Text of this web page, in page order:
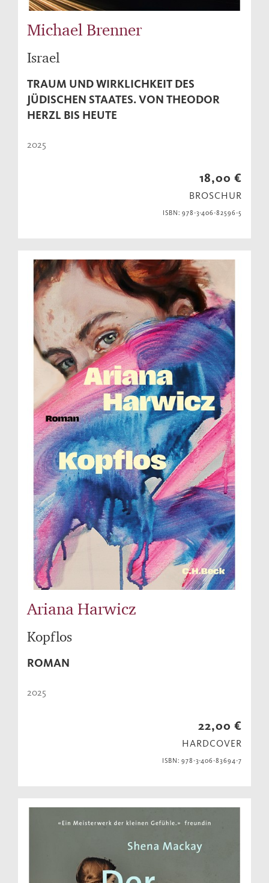
Michael Brenner
Israel
TRAUM UND WIRKLICHKEIT DES
JÜDISCHEN STAATES. VON THEODOR
HERZL BIS HEUTE
2025
18,00 €
BROSCHUR
ISBN: 978-3-406-82596-5
Ariana Harwicz
Kopflos
ROMAN
2025
22,00 €
HARDCOVER
ISBN: 978-3-406-83694-7